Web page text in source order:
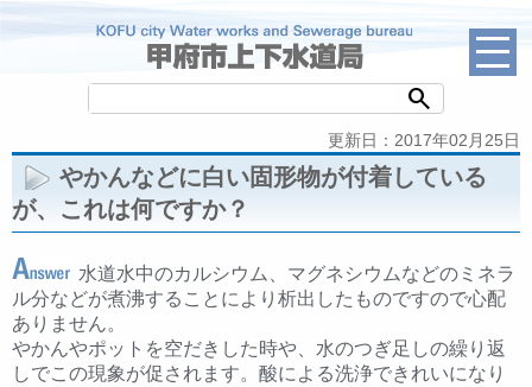
search
更新日：2017年02月25日
やかんなどに白い固形物が付着している
が、これは何ですか？
水道水中のカルシウム、マグネシウムなどのミネラ
ル分などが煮沸することにより析出したものですので心配
ありません。
やかんやポットを空だきした時や、水のつぎ足しの繰り返
しでこの現象が促されます。酸による洗浄できれいになり